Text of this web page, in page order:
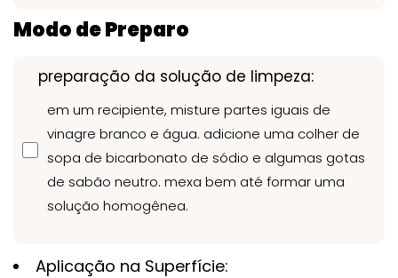
Modo de Preparo
preparação da solução de limpeza:
em um recipiente, misture partes iguais de
vinagre branco e água. adicione uma colher de
sopa de bicarbonato de sódio e algumas gotas
de sabão neutro. mexa bem até formar uma
solução homogênea.
Aplicação na Superfície: